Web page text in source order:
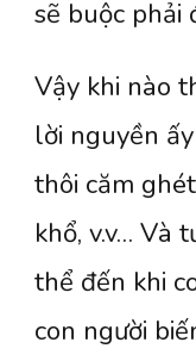
sẽ buộc phải
Vậy khi nào
lời nguyền
thôi căm
khổ, v.v… Và
thể đến khi
con người